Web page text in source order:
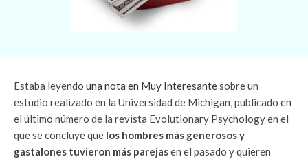
Estaba leyendo una nota en Muy Interesantesobre un
estudio realizado en la Universidad de Michigan, publicado en
el último número de la revista Evolutionary Psychology en el
que se concluye que los hombres más generosos y
gastalones tuvieron más parejasen el pasado y quieren